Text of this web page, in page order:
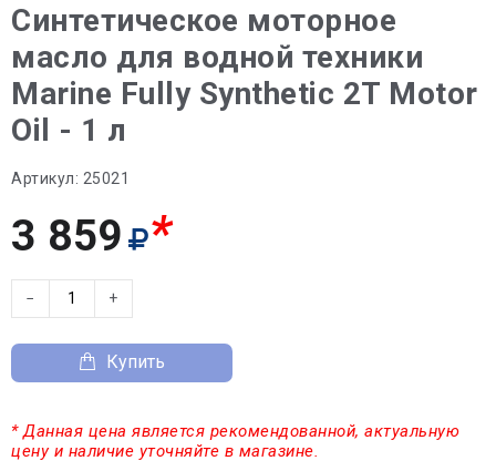
Синтетическое моторное
масло для водной техники
Marine Fully Synthetic 2T Motor
Oil - 1 л
Артикул: 25021
3 859 *
− +
Купить
* Данная цена является рекомендованной, актуальную
цену и наличие уточняйте в магазине.